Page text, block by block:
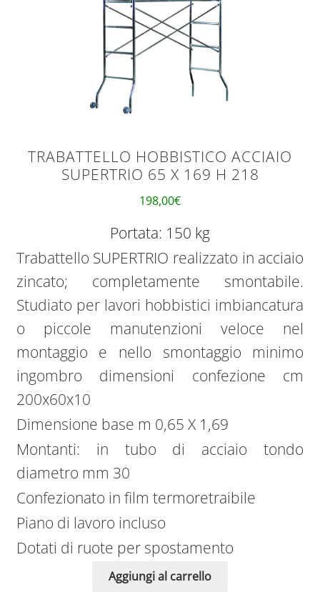
TRABATTELLO HOBBISTICO ACCIAIO
SUPERTRIO 65 X 169 H 218
198,00€
Portata: 150 kg
Trabattello SUPERTRIO realizzato in acciaio
zincato; completamente smontabile.
Studiato per lavori hobbistici imbiancatura
o piccole manutenzioni veloce nel
montaggio e nello smontaggio minimo
ingombro dimensioni confezione cm
200x60x10
Dimensione base m 0,65 X 1,69
Montanti: in tubo di acciaio tondo
diametro mm 30
Confezionato in film termoretraibile
Piano di lavoro incluso
Dotati di ruote per spostamento
Aggiungi al carrello